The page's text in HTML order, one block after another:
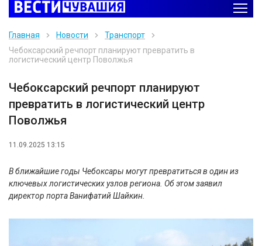
Главная Новости
Транспорт
Чебоксарский речпорт планируют превратить в
логистический центр Поволжья
Чебоксарский речпорт планируют
превратить в логистический центр
Поволжья
11.09.2025 13:15
В ближайшие годы Чебоксары могут превратиться в один из
ключевых логистических узлов региона. Об этом заявил
директор порта Ванифатий Шайкин.